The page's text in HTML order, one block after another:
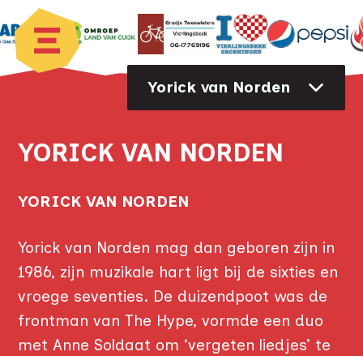
Yorick van Norden
YORICK VAN NORDEN
YORICK VAN NORDEN
Yorick van Norden mag dan geboren zijn in
1986, zijn muzikale hart ligt bij de sixties en
vroege seventies. De duizendpoot was de
frontman van The Hype, vormde een duo
met Anne Soldaat om ‘vergeten liedjes’ te